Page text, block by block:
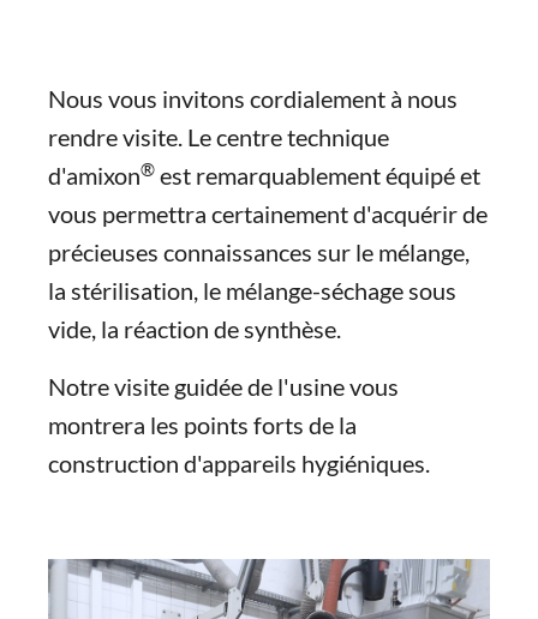
Nous vous invitons cordialement à nous
rendre visite. Le centre technique
d'amixon® est remarquablement équipé et
vous permettra certainement d'acquérir de
précieuses connaissances sur le mélange,
la stérilisation, le mélange-séchage sous
vide, la réaction de synthèse.
Notre visite guidée de l'usine vous
montrera les points forts de la
construction d'appareils hygiéniques.